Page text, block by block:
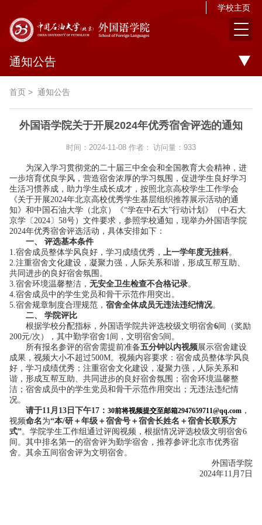
学校主页
通知公告
首页 > 通知公告
外国语学院关于开展2024年优秀宿舍评选的通知
时间：2024-11-08 作者： 访问量： 933
为深入学习贯彻党的二十届三中全会和全国教育大会精神，进
一步培育优良学风，营造宿舍浓厚的学习氛围，促进学生良好学习
生活习惯养成，助力学生成长成才，按照北京高校学生工作学会
《关于开展2024年北京高校优秀学生基层组织推荐展示活动的通
知》和中国石油大学（北京）《“学在中石大”行动计划》（中石大
京学〔2024〕58号）文件要求，参照学校通知，现举办外国语学院
2024年优秀宿舍评选活动，具体安排如下：
一、 评选基本条件
1.宿舍成员整体学风良好，学习成绩优秀， 上一学年度无挂科。
2.注重宿舍文化建设，凝聚力强，人际关系和谐，形成互帮互助、
共同进步的良好宿舍氛围。
3.宿舍环境温馨整洁， 无安全卫生检查不合格记录。
4.宿舍成员中的学生党员和骨干示范作用突出。
5.宿舍规章制度合理规范， 宿舍全体成员无违法违纪情况。
二、 学院评比
根据学校分配指标，外国语学院共评选校级文明宿舍6间（奖励
200元/次），其中勤学宿舍1间，文明宿舍5间。
所有报名参评的宿舍需提前准备五分钟以内视频展示宿舍建设
成果，视频大小不超过500M。视频内容要求：宿舍成员整体学风良
好，学习成绩优秀；注重宿舍文化建设，凝聚力强，人际关系和
谐，形成互帮互助、共同进步的良好宿舍氛围；宿舍环境温馨整
洁；宿舍成员中的学生党员和骨干示范作用突出；无违法违纪情
况。
请于11月 13 日下午17 ： 30前将视频提交至邮箱2947659711@qq.com ，
视频命名为“本/研＋年级＋宿舍号＋宿舍长姓名＋宿舍长联系方
式”。学院学生工作组通过评阅视频，根据情况评选校级文明宿舍6
间。其中排名第一的宿舍评为勤学宿舍，推荐参评北京市优秀宿
舍。其余五间宿舍评为文明宿舍。
外国语学院
2024年11 月 7日